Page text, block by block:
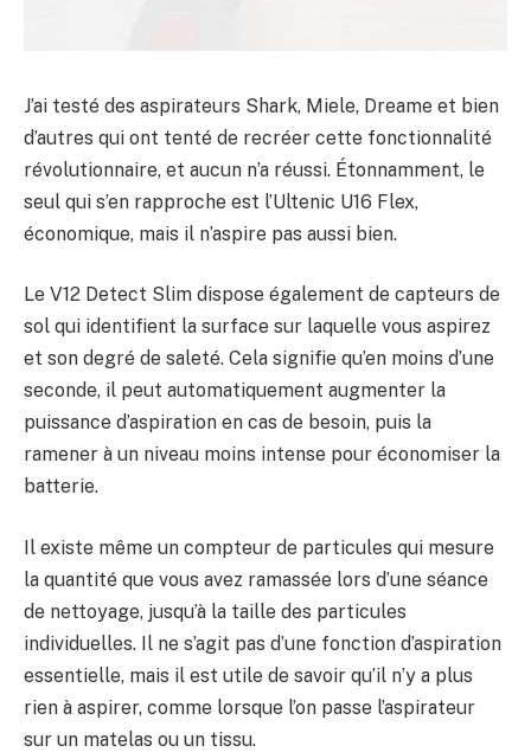
J’ai testé des aspirateurs Shark, Miele, Dreame et bien
d’autres qui ont tenté de recréer cette fonctionnalité
révolutionnaire, et aucun n’a réussi. Étonnamment, le
seul qui s’en rapproche est l’Ultenic U16 Flex,
économique, mais il n’aspire pas aussi bien.
Le V12 Detect Slim dispose également de capteurs de
sol qui identifient la surface sur laquelle vous aspirez
et son degré de saleté. Cela signifie qu’en moins d’une
seconde, il peut automatiquement augmenter la
puissance d’aspiration en cas de besoin, puis la
ramener à un niveau moins intense pour économiser la
batterie.
Il existe même un compteur de particules qui mesure
la quantité que vous avez ramassée lors d’une séance
de nettoyage, jusqu’à la taille des particules
individuelles. Il ne s’agit pas d’une fonction d’aspiration
essentielle, mais il est utile de savoir qu’il n’y a plus
rien à aspirer, comme lorsque l’on passe l’aspirateur
sur un matelas ou un tissu.